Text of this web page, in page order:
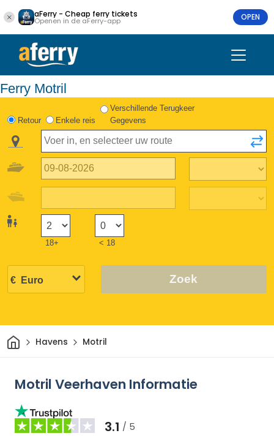
aFerry - Cheap ferry tickets
Openen in de aFerry-app OPEN
Ferry Motril
Retour Enkele reis
Verschillende Terugkeer
Gegevens
18+ < 18
Zoek
ThuisHavens Motril
Motril Veerhaven Informatie
3.1 / 5